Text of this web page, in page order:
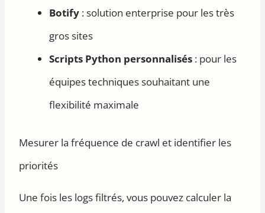
Botify : solution enterprise pour les très
gros sites
Scripts Python personnalisés : pour les
équipes techniques souhaitant une
flexibilité maximale
Mesurer la fréquence de crawl et identifier les
priorités
Une fois les logs filtrés, vous pouvez calculer la